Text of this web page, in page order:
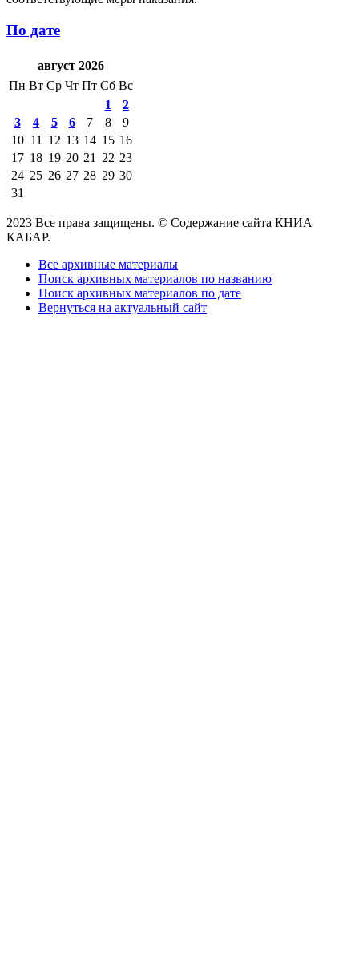
По дате
август 2026
Пн Вт Ср Чт Пт Сб Вс
1
2
3
4 5 6 7 8
9
10 11 12 13 14 15 16
17 18 19 20 21 22 23
24 25 26 27 28 29 30
31
2023 Все права защищены. © Содержание сайта КНИА
КАБАР.
Все архивные материалы
Поиск архивных материалов по названию
Поиск архивных материалов по дате
Вернуться на актуальный сайт